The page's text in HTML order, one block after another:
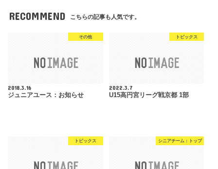
RECOMMEND こちらの記事も人気です。
その他
2018.3.16
ジュニアユース：お知らせ
トピックス
2022.3.7
U15高円宮リーグ戦京都 1部
トピックス シニアチーム：トップ